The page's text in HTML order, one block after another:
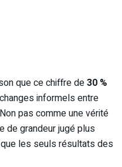
que ce chiffre de30 %
informels entre
pas comme une vérité
de grandeur jugé plus
les seuls résultats des